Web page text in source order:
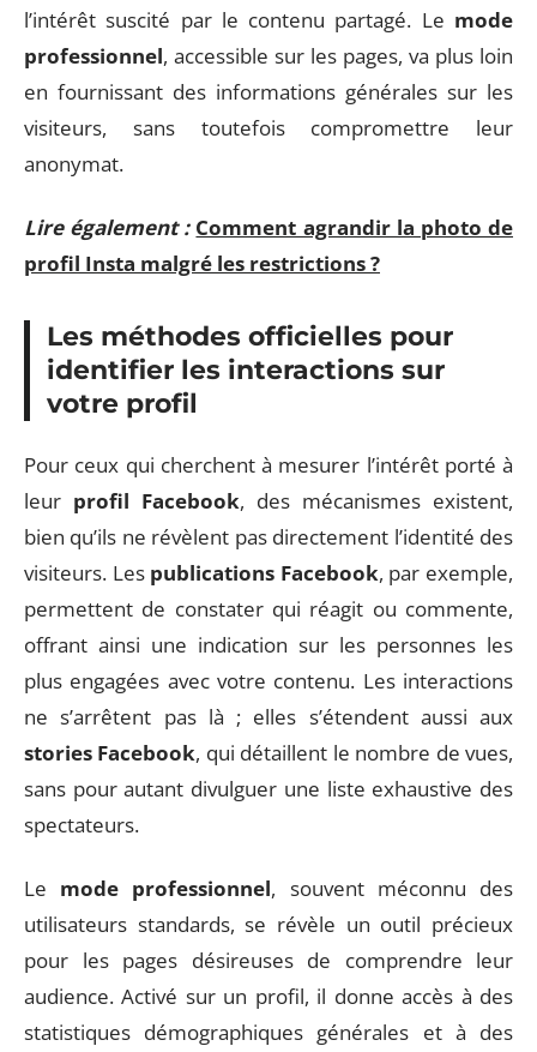
l’intérêt suscité par le contenu partagé. Le mode
professionnel, accessible sur les pages, va plus loin
en fournissant des informations générales sur les
visiteurs, sans toutefois compromettre leur
anonymat.
Lire également : Comment agrandir la photo de
profil Insta malgré les restrictions ?
Les méthodes officielles pour
identifier les interactions sur
votre profil
Pour ceux qui cherchent à mesurer l’intérêt porté à
leur profil Facebook, des mécanismes existent,
bien qu’ils ne révèlent pas directement l’identité des
visiteurs. Les publications Facebook, par exemple,
permettent de constater qui réagit ou commente,
offrant ainsi une indication sur les personnes les
plus engagées avec votre contenu. Les interactions
ne s’arrêtent pas là ; elles s’étendent aussi aux
stories Facebook, qui détaillent le nombre de vues,
sans pour autant divulguer une liste exhaustive des
spectateurs.
Le mode professionnel, souvent méconnu des
utilisateurs standards, se révèle un outil précieux
pour les pages désireuses de comprendre leur
audience. Activé sur un profil, il donne accès à des
statistiques démographiques générales et à des